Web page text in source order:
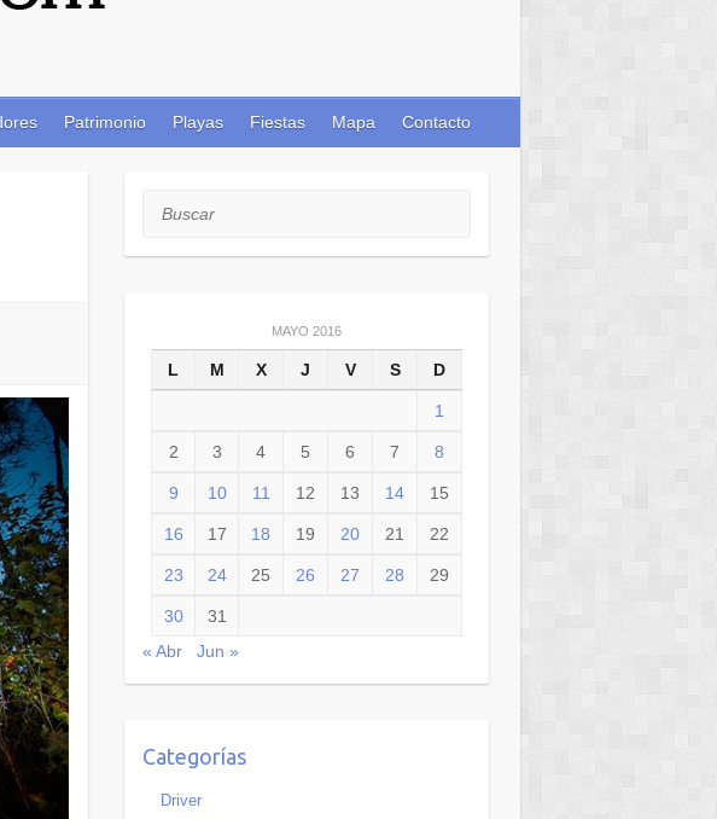
Patrimonio Playas Fiestas Mapa Contacto
Buscar
MAYO 2016
L M X J V S D
1
2 3 4 5 6 7 8
9 10 11 12 13 14 15
16 17 18 19 20 21 22
23 24 25 26 27 28 29
30
31
« Abr
Jun »
Categorías
Driver